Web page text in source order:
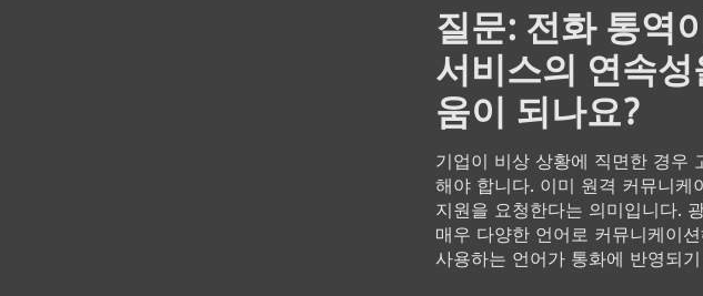
질문: 전화 통역
서비스의 연속
움이 되나요?
기업이 비상 상황에 직면한 경우
해야 합니다. 이미 원격 커뮤니케
지원을 요청한다는 의미입니다.
매우 다양한 언어로 커뮤니케이
사용하는 언어가 통화에 반영되